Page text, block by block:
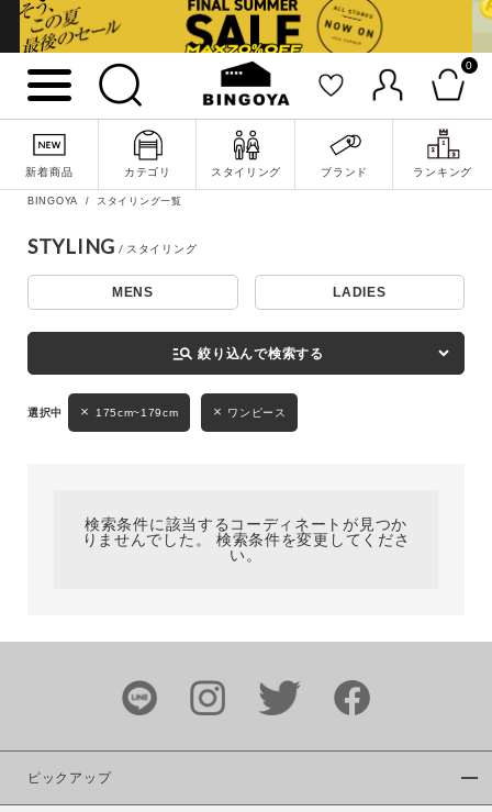
0
新着商品 カテゴリ スタイリング ブランド ランキング
詳細検索
BINGOYA スタイリング一覧
STYLING
MENS LADIES
manage_search 絞り込んで検索する
175cm~179cm ワンピース
検索条件に該当するコーディネートが見つか
りませんでした。 検索条件を変更してくださ
い。
ピックアップ